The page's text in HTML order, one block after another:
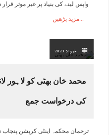
واپس لینے کی بنیاد پر غیر موثر
مزید پڑھیں
مارچ 9, 2023
محمد خان بھٹی کو لاہور
کی درخواست جمع
ترجمان محکمہ اینٹی کرپشن پنجاب